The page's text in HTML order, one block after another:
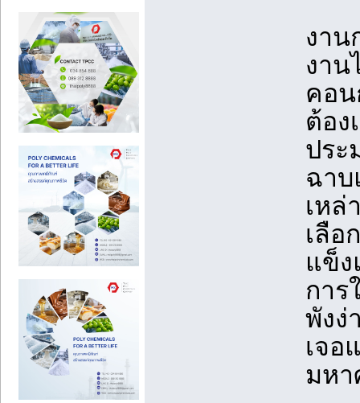
งาน
งาน
คอน
ต้อง
ปร
ฉา
เหล่
เลือ
แข็ง
การ
พังง่
เจอ
มหา